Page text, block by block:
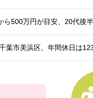
ら500万円が目安、20代後
葉市美浜区、年間休日は